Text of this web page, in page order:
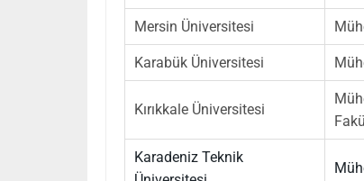
Mersin Üniversitesi
Karabük Üniversitesi
Kırıkkale Üniversitesi
Karadeniz Teknik